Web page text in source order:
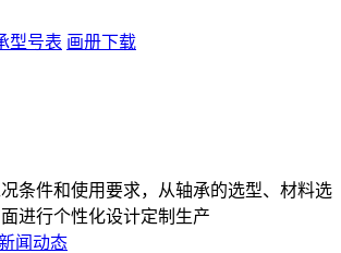
型号表 画册下载
条件和使用要求，从轴承的选型、材料选
进行个性化设计定制生产
闻动态